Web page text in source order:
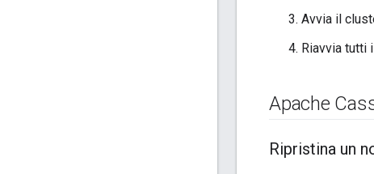
Avvia il
Riavvia tutti
Apache
Ripristina un